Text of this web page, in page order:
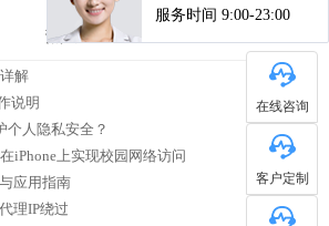
热门文章
解
说明
个人隐私安全？
iPhone上实现校园网络访问
应用指南
理IP绕过
在线咨询
客户定制